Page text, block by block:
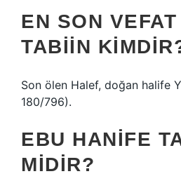
EN SON
TABIIN
Son ölen Halef, doğan halife
180/796).
EBU HANIFE
MIDIR?